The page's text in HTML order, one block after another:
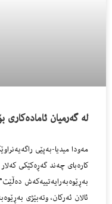
لە گەرمیان ئامادەكاری بۆ كارەبای 24
مەودا میدیا-بەپێی
كارەبای چەند گەڕەكێكی كەلار
ئالان ئەركان، وتەبێژی